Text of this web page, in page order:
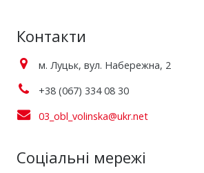
Контакти
м. Луцьк, вул. Набережна, 2
+38 (067) 334 08 30
03_obl_volinska@ukr.net
Соціальні мережі